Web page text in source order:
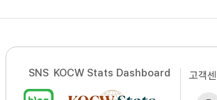
SNS KOCW Stats Dashboard 고객센